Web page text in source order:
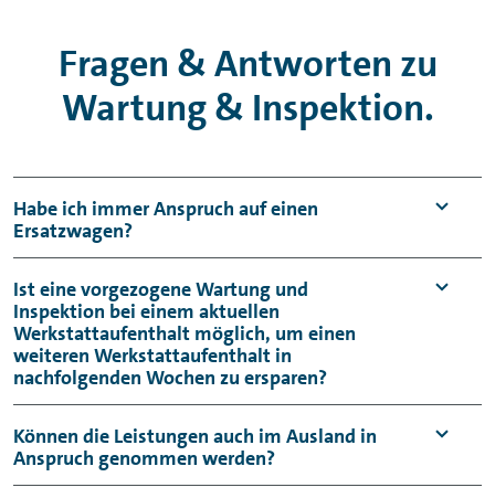
Fragen & Antworten zu
Wartung & Inspektion.
Habe ich immer Anspruch auf einen
Ersatzwagen?
Pro Wartung beziehungsweise Inspektion
wird für einen Tag Ersatzmobilität
Übernahme der Ihnen entstehenden Kosten
bis zu einem Höchstbetrag von 35 Euro zzgl.
USt. gewährt. Sie können zum Beispiel einen
Werkstattersatzwagen, einen Fahrausweis
für öffentliche Verkehrsmittel oder einen
Ist eine vorgezogene Wartung und
Inspektion bei einem aktuellen
Werkstattaufenthalt möglich, um einen
weiteren Werkstattaufenthalt in
nachfolgenden Wochen zu ersparen?
Dies wird im Einzelfall von der Volkswagen
Leasing entschieden. Bei der
Einzelfallprüfung wird ermittelt, ob Sie
Können die Leistungen auch im Ausland in
Anspruch genommen werden?